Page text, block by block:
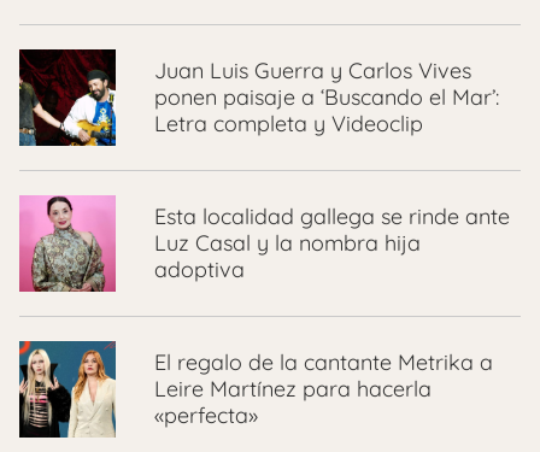
Juan Luis Guerra y Carlos Vives
ponen paisaje a ‘Buscando el Mar’:
Letra completa y Videoclip
Esta localidad gallega se rinde ante
Luz Casal y la nombra hija
adoptiva
El regalo de la cantante Metrika a
Leire Martínez para hacerla
«perfecta»